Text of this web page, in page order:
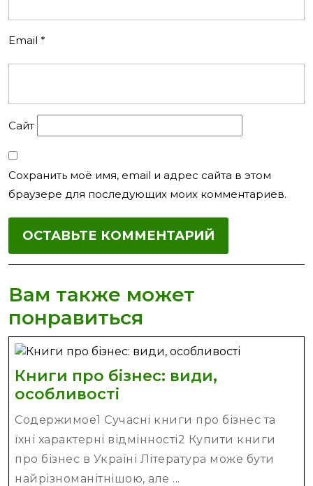
Email *
Сайт
Сохранить моё имя, email и адрес сайта в этом
браузере для последующих моих комментариев.
Вам также может
понравиться
Книги про бізнес: види,
особливості
про
бізнес:
види,
особливості
Содержимое1 Сучасні книги про бізнес та
їхні характерні відмінності2 Купити книги
про бізнес в Україні Література може бути
найрізноманітнішою, але ...